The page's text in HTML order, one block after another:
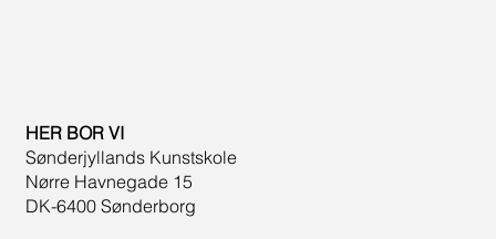
HER BOR VI
Sønderjyllands Kunstskole
Nørre Havnegade 15
DK-6400 Sønderborg